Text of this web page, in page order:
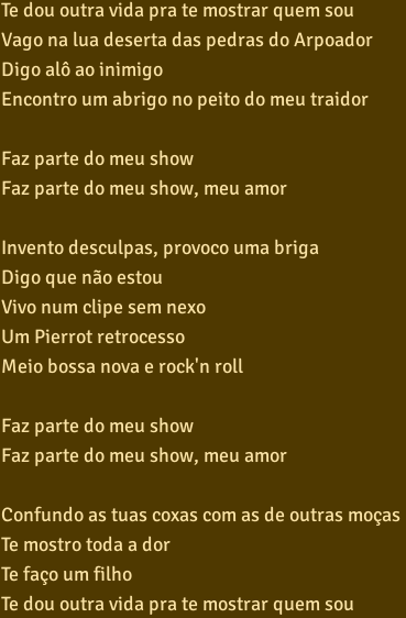
Te dou outra vida pra te mostrar quem sou
Vago na lua deserta das pedras do Arpoador
Digo alô ao inimigo
Encontro um abrigo no peito do meu traidor
Faz parte do meu show
Faz parte do meu show, meu amor
Invento desculpas, provoco uma briga
Digo que não estou
Vivo num clipe sem nexo
Um Pierrot retrocesso
Meio bossa nova e rock'n roll
Faz parte do meu show
Faz parte do meu show, meu amor
Confundo as tuas coxas com as de outras moças
Te mostro toda a dor
Te faço um filho
Te dou outra vida pra te mostrar quem sou